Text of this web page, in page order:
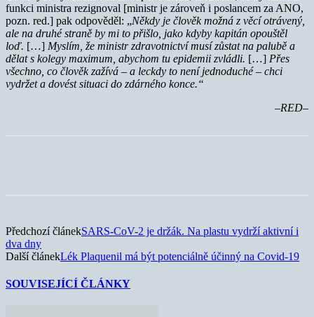
funkci ministra rezignoval [ministr je zároveň i poslancem za ANO,
pozn. red.] pak odpověděl: „Někdy je člověk možná z věcí otrávený,
ale na druhé straně by mi to přišlo, jako kdyby kapitán opouštěl
loď. […] Myslím, že ministr zdravotnictví musí zůstat na palubě a
dělat s kolegy maximum, abychom tu epidemii zvládli. […] Přes
všechno, co člověk zažívá – a leckdy to není jednoduché – chci
vydržet a dovést situaci do zdárného konce.“
–RED–
Předchozí článekSARS-CoV-2 je držák. Na plastu vydrží aktivní i
dva dny
Další článekLék Plaquenil má být potenciálně účinný na Covid-19
SOUVISEJÍCÍ ČLÁNKY